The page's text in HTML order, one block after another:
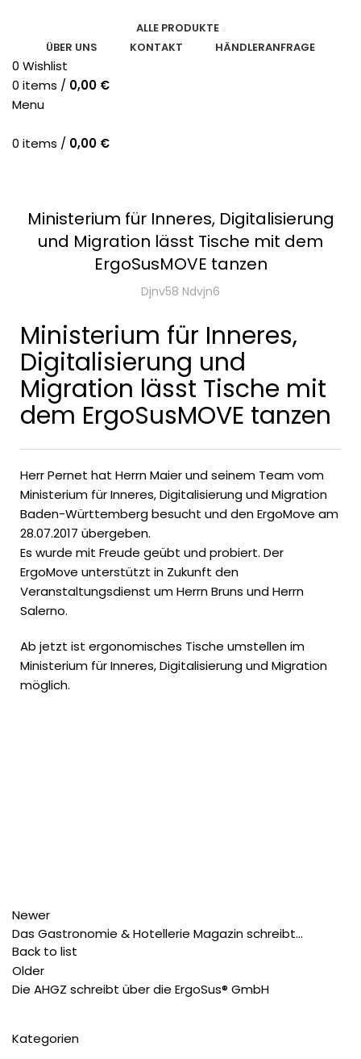
ALLE PRODUKTE
ÜBER UNS
KONTAKT HÄNDLERANFRAGE
0 Wishlist
0 items / 0,00 €
Menu
0 items / 0,00 €
Ministerium für Inneres, Digitalisierung
und Migration lässt Tische mit dem
ErgoSusMOVE tanzen
Djnv58 Ndvjn6
Ministerium für Inneres,
Digitalisierung und
Migration lässt Tische mit
dem ErgoSusMOVE tanzen
Herr Pernet hat Herrn Maier und seinem Team vom
Ministerium für Inneres, Digitalisierung und Migration
Baden-Württemberg besucht und den ErgoMove am
28.07.2017 übergeben.
Es wurde mit Freude geübt und probiert. Der
ErgoMove unterstützt in Zukunft den
Veranstaltungsdienst um Herrn Bruns und Herrn
Salerno.
Ab jetzt ist ergonomisches Tische umstellen im
Ministerium für Inneres, Digitalisierung und Migration
möglich.
Newer
Das Gastronomie & Hotellerie Magazin schreibt…
Back to list
Older
Die AHGZ schreibt über die ErgoSus® GmbH
Kategorien